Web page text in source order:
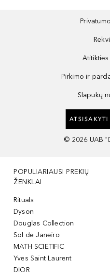
Pirkimo ir
Slapukų
ATSISAKYTI
© 2026 UAB
POPULIARIAUSI PREKIŲ
ŽENKLAI
Rituals
Dyson
Douglas Collection
Sol de Janeiro
MATH SCIETIFIC
Yves Saint Laurent
DIOR